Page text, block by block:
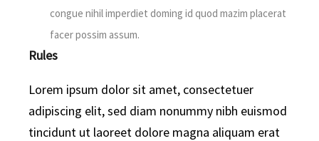
congue nihil imperdiet doming id quod mazim placerat
facer possim assum.
Rules
Lorem ipsum dolor sit amet, consectetuer
adipiscing elit, sed diam nonummy nibh euismod
tincidunt ut laoreet dolore magna aliquam erat